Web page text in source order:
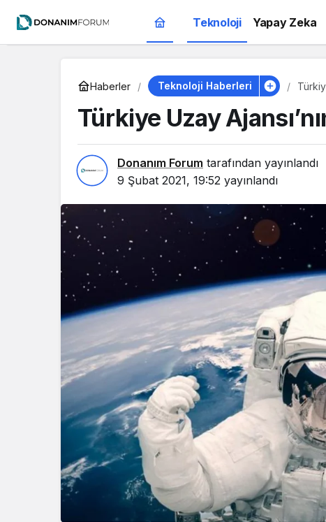
Teknoloji Yapay Zeka
Haberler Teknoloji Haberleri
Türkiye Uzay
Donanım Forum tarafından yayınlandı
9 Şubat 2021, 19:52 yayınlandı